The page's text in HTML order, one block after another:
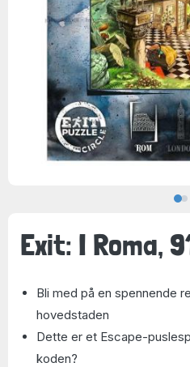
Exit: I Roma,
Bli med på en spennende
hovedstaden
Dette er et Escape-
koden?